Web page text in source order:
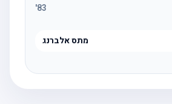
83
'
מתס אלברנג